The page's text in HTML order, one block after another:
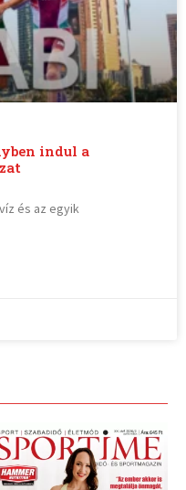
indul a
és az egyik